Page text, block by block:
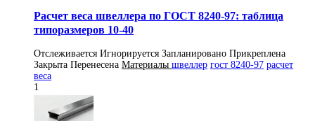
Расчет веса швеллера по ГОСТ 8240-97: таблица
типоразмеров 10-40
Отслеживается Игнорируется Запланировано Прикреплена
Закрыта Перенесена Материалы швеллер гост 8240-97 расчет
веса
1